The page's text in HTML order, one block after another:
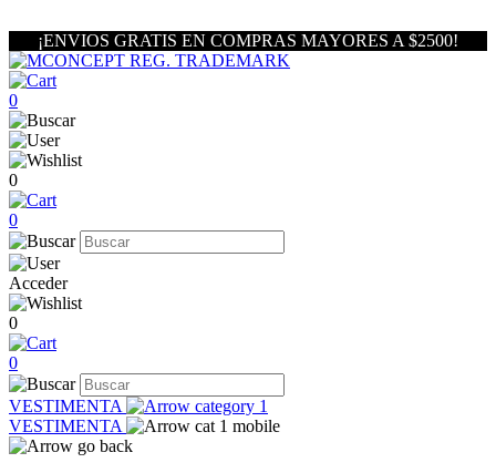
¡ENVIOS GRATIS EN COMPRAS MAYORES A $2500!
0
0
0
Acceder
0
0
VESTIMENTA
VESTIMENTA